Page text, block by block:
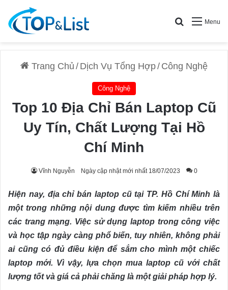
Menu
Search for
Trang Chủ / Dịch Vụ Tổng Hợp/ Công Nghệ
Công Nghệ
Top 10 Địa Chỉ Bán Laptop Cũ
Uy Tín, Chất Lượng Tại Hồ
Chí Minh
Vĩnh Nguyễn Ngày cập nhật mới nhất 18/07/2023 0
Hiện nay, địa chỉ bán laptop cũ tại TP. Hồ Chí Minh là
một trong những nội dung được tìm kiếm nhiều trên
các trang mạng. Việc sử dụng laptop trong công việc
và học tập ngày càng phổ biến, tuy nhiên, không phải
ai cũng có đủ điều kiện để sắm cho mình một chiếc
laptop mới. Vì vậy, lựa chọn mua laptop cũ với chất
lượng tốt và giá cả phải chăng là một giải pháp hợp lý.